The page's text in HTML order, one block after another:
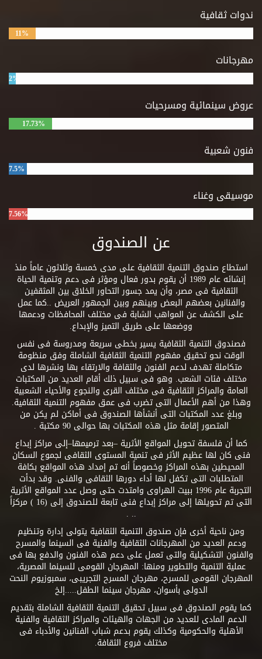
ندوات ثقافية
11%
مهرجانات
2%
عروض سينمائية ومسرحيات
17.73%
فنون شعبية
7.5%
موسيقى وغناء
7.56%
عن الصندوق
استطاع صندوق التنمية الثقافية على مدى خمسة وثلاثون عاماً منذ
إنشائه عام 1989 أن يقوم بدور فعال ومؤثر فى دعم وتنمية الحياة
الثقافية فى مصر، وأن يمد جسور التحاور الخلاق بين المثقفين
والفنانين بعضهم البعض وبينهم وبين الجمهور العريض ..كما عمل
على الكشف عن المواهب الشابة فى مختلف المحافظات ودعمها
ووضعها على طريق التميز والإبداع.
فصندوق التنمية الثقافية يسير بخطى سريعة ومدروسة فى نفس
الوقت نحو تحقيق مفهوم التنمية الثقافية الشاملة وفق منظومة
متكاملة تهدف لدعم الفنون والثقافة والارتقاء بها ونشرها لدى
مختلف فئات الشعب. وهو فى سبيل ذلك أقام العديد من المكتبات
العامة والمراكز الثقافية فى مختلف القرى والنجوع والأحياء الشعبية
وهذا من أهم الأعمال التى تضرب فى عمق مفهوم التنمية الثقافية.
وبلغ عدد المكتبات التى أنشأها الصندوق فى أماكن لم يكن من
المتصور إقامة مثل هذه المكتبات بها حوالى 90 مكتبة .
كما أن فلسفة تحويل المواقع الأثرية –بعد ترميمها–إلى مراكز إبداع
فنى كان لها عظيم الأثر فى تنمية المستوى الثقافى لجموع السكان
المحيطين بهذه المراكز وخصوصاً أنه تم إمداد هذه المواقع بكافة
المتطلبات التى تكفل لها أداء دورها الثقافى والفنى. وقد بدأت
التجربة عام 1996 ببيت الهراوى وامتدت حتى وصل عدد المواقع الأثرية
التى تم تحويلها إلى مراكز إبداع فنى تابعة للصندوق إلى (16 ) مركزاً
.. .
ومن ناحية أخرى فإن صندوق التنمية الثقافية يتولى إدارة وتنظيم
ودعم العديد من المهرجانات الثقافية والفنية فى السينما والمسرح
والفنون التشكيلية والتى تعمل على دعم هذه الفنون والدفع بها فى
عملية التنمية والتطوير ومنها: المهرجان القومى للسينما المصرية،
المهرجان القومى للمسرح، مهرجان المسرح التجريبى، سمبوزيوم النحت
الدولى بأسوان، مهرجان سينما الطفل.....إلخ
كما يقوم الصندوق فى سبيل تحقيق التنمية الثقافية الشاملة بتقديم
الدعم المادى للعديد من الجهات والهيئات والمراكز الثقافية والفنية
الأهلية والحكومية وكذلك يقوم بدعم شباب الفنانين والأدباء فى
مختلف فروع الثقافة.